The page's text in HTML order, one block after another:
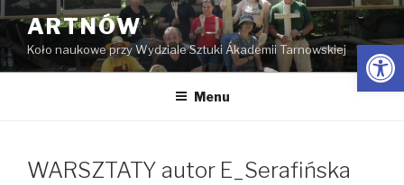
Przejdź
treści
ARTNÓW
Koło naukowe przy Wydziale Sztuki Akademii Tarnowskiej
Menu
WARSZTATY autor E_Serafińska